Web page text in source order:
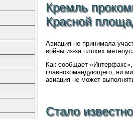
Кремль
Красной
Авиация не принимала
войны из-за плохих
Как сообщает
главнокомандующего, ни
авиация не может
Стало